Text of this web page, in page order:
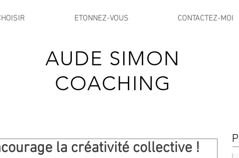
ETONNEZ-VOUS CONTACTEZ-MOI
AUDE SIMON
COACHING
la créativité collective !